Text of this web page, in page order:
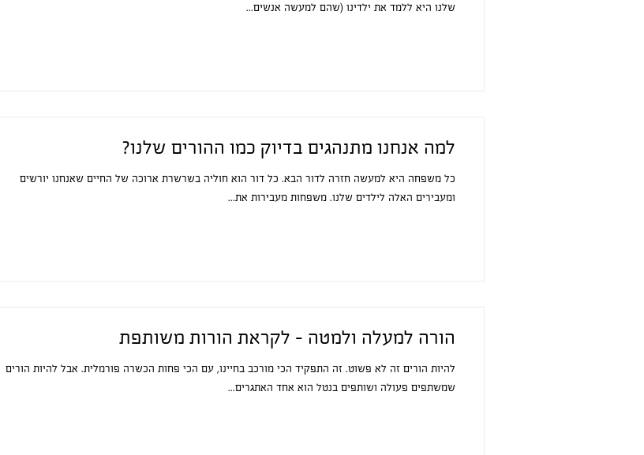
שלנו היא ללמד את ילדינו (שהם למעשה אנשים...
למה אנחנו מתנהגים בדיוק כמו ההורים שלנו?
כל משפחה היא למעשה חזרה לדור הבא. כל דור הוא חוליה בשרשרת ארוכה של החיים שאנחנו יורשים
ומעבירים האלה לילדים שלנו. משפחות מעבירות את...
הורה למעלה ולמטה - לקראת הורות משותפת
להיות הורים זה לא פשוט. זה התפקיד הכי מורכב בחיינו, עם הכי פחות הכשרה פורמלית. אבל להיות הורים
שמשתפים פעולה ושותפים בנטל הוא אחד האתגרים...